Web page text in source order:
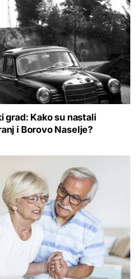
grad: Kako su nastali
i Borovo Naselje?